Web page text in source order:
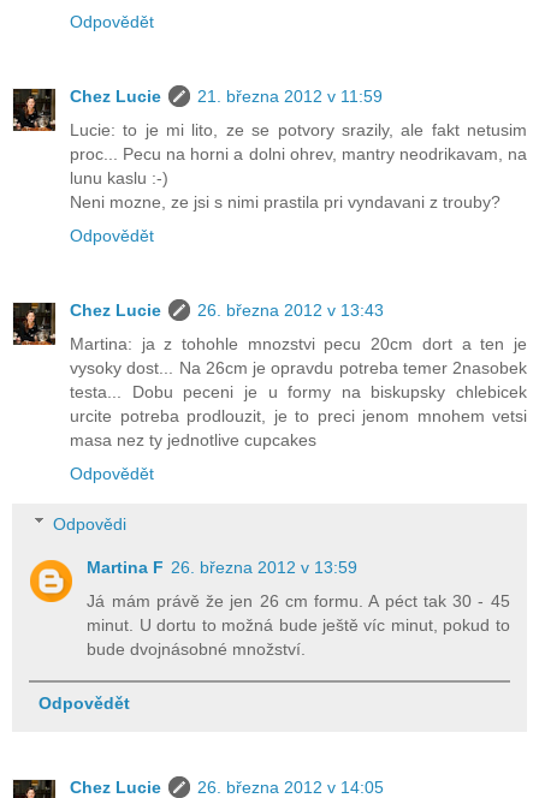
Odpovědět
Chez Lucie
21. března 2012 v 11:59
Lucie: to je mi lito, ze se potvory srazily, ale fakt netusim
proc... Pecu na horni a dolni ohrev, mantry neodrikavam, na
lunu kaslu :-)
Neni mozne, ze jsi s nimi prastila pri vyndavani z trouby?
Odpovědět
Chez Lucie
26. března 2012 v 13:43
Martina: ja z tohohle mnozstvi pecu 20cm dort a ten je
vysoky dost... Na 26cm je opravdu potreba temer 2nasobek
testa... Dobu peceni je u formy na biskupsky chlebicek
urcite potreba prodlouzit, je to preci jenom mnohem vetsi
masa nez ty jednotlive cupcakes
Odpovědět
Odpovědi
Martina F 26. března 2012 v 13:59
Já mám právě že jen 26 cm formu. A péct tak 30 - 45
minut. U dortu to možná bude ještě víc minut, pokud to
bude dvojnásobné množství.
Odpovědět
Chez Lucie
26. března 2012 v 14:05